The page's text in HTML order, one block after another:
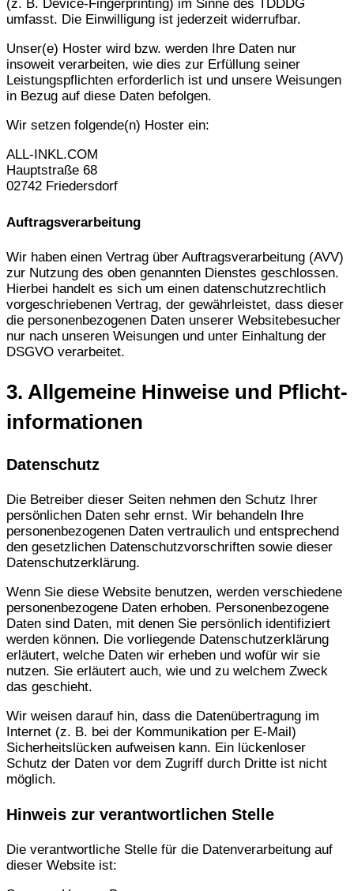
(z. B. Device-Fingerprinting) im Sinne des TDDDG
umfasst. Die Einwilligung ist jederzeit widerrufbar.
Unser(e) Hoster wird bzw. werden Ihre Daten nur
insoweit verarbeiten, wie dies zur Erfüllung seiner
Leistungspflichten erforderlich ist und unsere Weisungen
in Bezug auf diese Daten befolgen.
Wir setzen folgende(n) Hoster ein:
ALL-INKL.COM
Hauptstraße 68
02742 Friedersdorf
Auftragsverarbeitung
Wir haben einen Vertrag über Auftragsverarbeitung (AVV)
zur Nutzung des oben genannten Dienstes geschlossen.
Hierbei handelt es sich um einen datenschutzrechtlich
vorgeschriebenen Vertrag, der gewährleistet, dass dieser
die personenbezogenen Daten unserer Websitebesucher
nur nach unseren Weisungen und unter Einhaltung der
DSGVO verarbeitet.
3. Allgemeine Hinweise und Pflicht­
informationen
Datenschutz
Die Betreiber dieser Seiten nehmen den Schutz Ihrer
persönlichen Daten sehr ernst. Wir behandeln Ihre
personenbezogenen Daten vertraulich und entsprechend
den gesetzlichen Datenschutzvorschriften sowie dieser
Datenschutzerklärung.
Wenn Sie diese Website benutzen, werden verschiedene
personenbezogene Daten erhoben. Personenbezogene
Daten sind Daten, mit denen Sie persönlich identifiziert
werden können. Die vorliegende Datenschutzerklärung
erläutert, welche Daten wir erheben und wofür wir sie
nutzen. Sie erläutert auch, wie und zu welchem Zweck
das geschieht.
Wir weisen darauf hin, dass die Datenübertragung im
Internet (z. B. bei der Kommunikation per E-Mail)
Sicherheitslücken aufweisen kann. Ein lückenloser
Schutz der Daten vor dem Zugriff durch Dritte ist nicht
möglich.
Hinweis zur verantwortlichen Stelle
Die verantwortliche Stelle für die Datenverarbeitung auf
dieser Website ist: